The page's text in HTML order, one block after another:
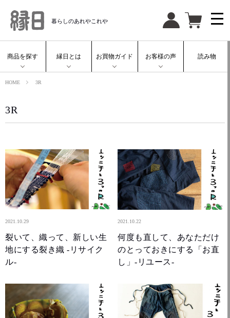
暮らしのあれやこれや
商品を探す 縁日とは お買物ガイド お客様の声 読み物
HOME 3R
3R
2021.10.29
裂いて、織って、新しい生
地にする裂き織 -リサイク
ル-
2021.10.22
何度も直して、あなただけ
のとっておきにする「お直
し」-リユース-